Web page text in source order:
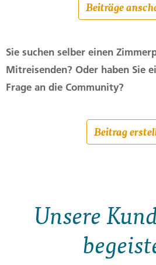
Beiträge
Sie suchen selber einen
Mitreisenden? Oder haben Sie
Frage an die Community?
Beitrag
Unsere